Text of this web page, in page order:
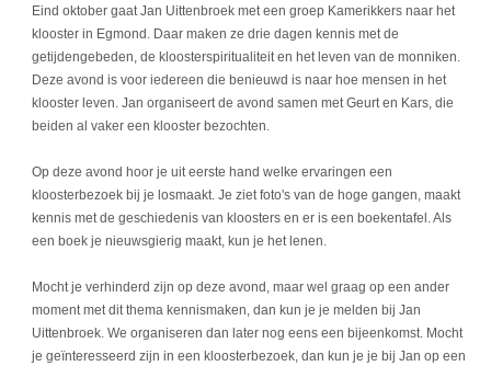
Eind oktober gaat Jan Uittenbroek met een groep Kamerikkers naar het
klooster in Egmond. Daar maken ze drie dagen kennis met de
getijdengebeden, de kloosterspiritualiteit en het leven van de monniken.
Deze avond is voor iedereen die benieuwd is naar hoe mensen in het
klooster leven. Jan organiseert de avond samen met Geurt en Kars, die
beiden al vaker een klooster bezochten.
Op deze avond hoor je uit eerste hand welke ervaringen een
kloosterbezoek bij je losmaakt. Je ziet foto's van de hoge gangen, maakt
kennis met de geschiedenis van kloosters en er is een boekentafel. Als
een boek je nieuwsgierig maakt, kun je het lenen.
Mocht je verhinderd zijn op deze avond, maar wel graag op een ander
moment met dit thema kennismaken, dan kun je je melden bij Jan
Uittenbroek. We organiseren dan later nog eens een bijeenkomst. Mocht
je geïnteresseerd zijn in een kloosterbezoek, dan kun je je bij Jan op een